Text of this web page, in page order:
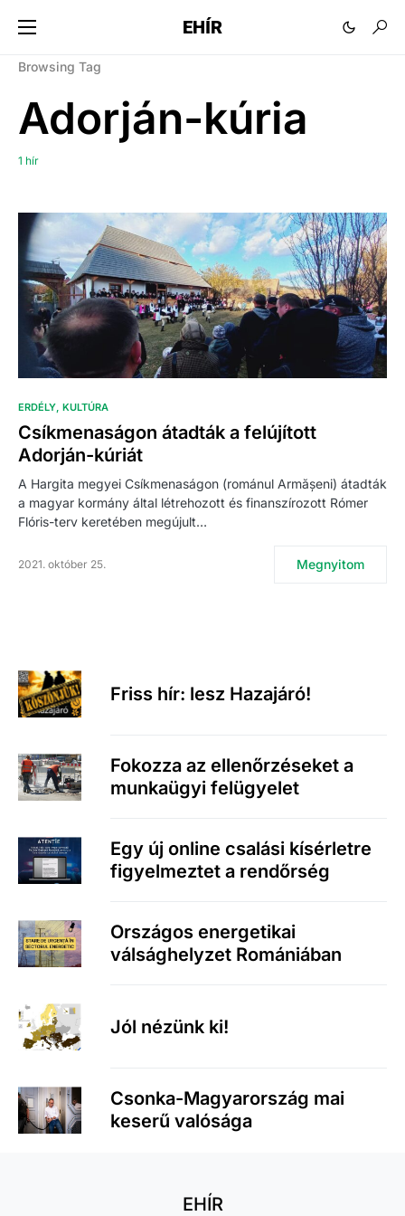
EHÍR
Browsing Tag
Adorján-kúria
1 hír
ERDÉLY KULTÚRA
Csíkmenaságon átadták a felújított
Adorján-kúriát
A Hargita megyei Csíkmenaságon (románul Armășeni) átadták
a magyar kormány által létrehozott és finanszírozott Rómer
Flóris-terv keretében megújult…
2021. október 25. Megnyitom
Friss hír: lesz Hazajáró!
Fokozza az ellenőrzéseket a
munkaügyi felügyelet
Egy új online csalási kísérletre
figyelmeztet a rendőrség
Országos energetikai
válsághelyzet Romániában
Jól nézünk ki!
Csonka-Magyarország mai
keserű valósága
EHÍR